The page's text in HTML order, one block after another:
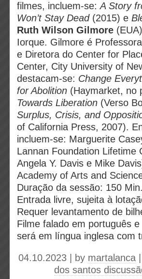
filmes, incluem-se:A Story
Won’t Stay Dead(2015) e
Ruth Wilson Gilmore
Iorque. Gilmore é
e Diretora do Center for
Center, City University of
destacam-se: Change
for Abolition (Haymarket, no
Towards Liberation (Verso
Surplus, Crisis, and
of California Press, 2007).
incluem-se: Marguerite
Lannan Foundation Lifetime
Angela Y. Davis e Mike
Academy of Arts and
Duração da sessão: 150
Entrada livre, sujeita à
Requer levantamento de
Filme falado em português
será em língua inglesa com
04.10.2023 | by martalanca
dos santos